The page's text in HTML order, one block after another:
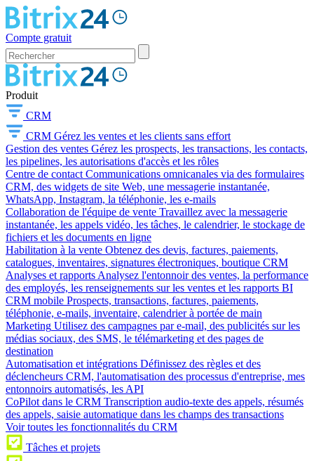
Compte gratuit
Produit
CRM
CRM Gérez les ventes et les clients sans effort
Gestion des ventes Gérez les prospects, les transactions, les contacts,
les pipelines, les autorisations d'accès et les rôles
Centre de contact Communications omnicanales via des formulaires
CRM, des widgets de site Web, une messagerie instantanée,
WhatsApp, Instagram, la téléphonie, les e-mails
Collaboration de l'équipe de vente Travaillez avec la messagerie
instantanée, les appels vidéo, les tâches, le calendrier, le stockage de
fichiers et les documents en ligne
Habilitation à la vente Obtenez des devis, factures, paiements,
catalogues, inventaires, signatures électroniques, boutique CRM
Analyses et rapports Analysez l'entonnoir des ventes, la performance
des employés, les renseignements sur les ventes et les rapports BI
CRM mobile Prospects, transactions, factures, paiements,
téléphonie, e-mails, inventaire, calendrier à portée de main
Marketing Utilisez des campagnes par e-mail, des publicités sur les
médias sociaux, des SMS, le télémarketing et des pages de
destination
Automatisation et intégrations Définissez des règles et des
déclencheurs CRM, l'automatisation des processus d'entreprise, mes
entonnoirs automatisés, les API
CoPilot dans le CRM Transcription audio-texte des appels, résumés
des appels, saisie automatique dans les champs des transactions
Voir toutes les fonctionnalités du CRM
Tâches et projets